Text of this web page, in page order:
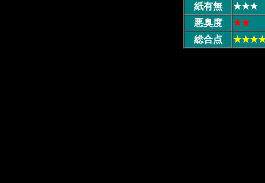
紙有無
★★★
悪臭度
★★
総合点